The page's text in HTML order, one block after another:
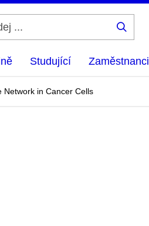
Studující Zaměstnanci
Network in Cancer Cells